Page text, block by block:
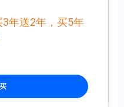
年送2年，买5年